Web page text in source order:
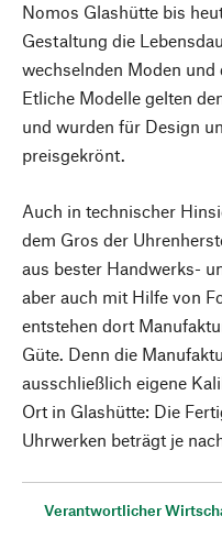
Nomos Glashütte bis
Gestaltung die
wechselnden Moden
Etliche Modelle gelten
und wurden für Design
preisgekrönt.
Auch in technischer
dem Gros der
aus bester Handwerks-
aber auch mit Hilfe von
entstehen dort
Güte. Denn die
ausschließlich eigene
Ort in Glashütte: Die
Uhrwerken beträgt je
Verantwortlicher